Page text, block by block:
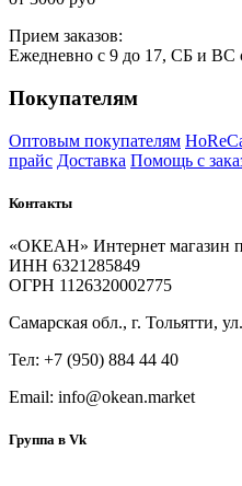
Прием заказов:
Ежедневно с 9 до 17, СБ и ВС
Покупателям
Оптовым покупателям
прайс Доставка Помощь с
Контакты
«ОКЕАН» Интернет магазин
ИНН 6321285849
ОГРН 1126320002775
Самарская обл., г. Тольятти,
Тел: +7 (950) 884 44 40
Email: info@okean.market
Группа в Vk